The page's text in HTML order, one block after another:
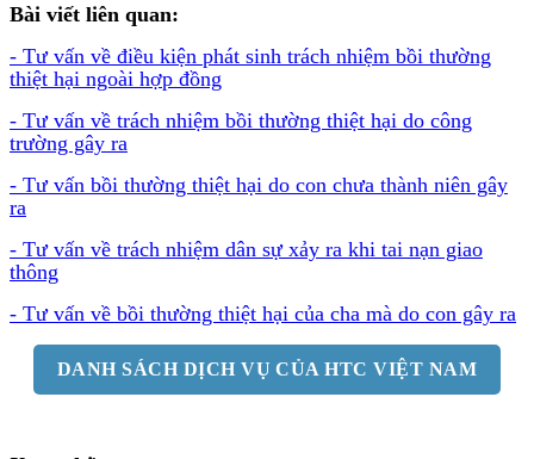
Bài viết liên quan:
- Tư vấn về điều kiện phát sinh trách nhiệm bồi thường
thiệt hại ngoài hợp đồng
- Tư vấn về trách nhiệm bồi thường thiệt hại do công
trường gây ra
- Tư vấn bồi thường thiệt hại do con chưa thành niên gây
ra
- Tư vấn về trách nhiệm dân sự xảy ra khi tai nạn giao
thông
- Tư vấn về bồi thường thiệt hại của cha mà do con gây ra
DANH SÁCH DỊCH VỤ CỦA HTC VIỆT NAM